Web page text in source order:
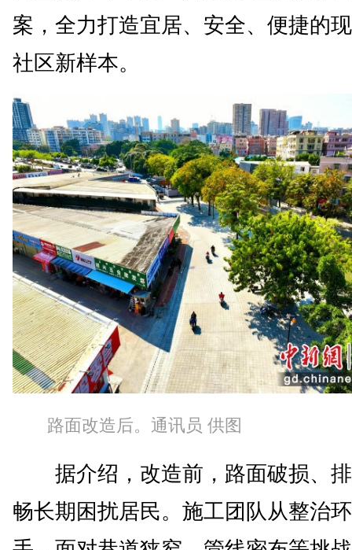
案，全力打造宜居、安全、便捷的
社区新样本。
路面改造后。通讯员 供图
据介绍，改造前，路面破损、
畅长期困扰居民。施工团队从整治